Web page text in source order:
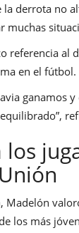
derrota no
muchas
referencia al
en el fútbol.
ganamos
los
Madelón
los más